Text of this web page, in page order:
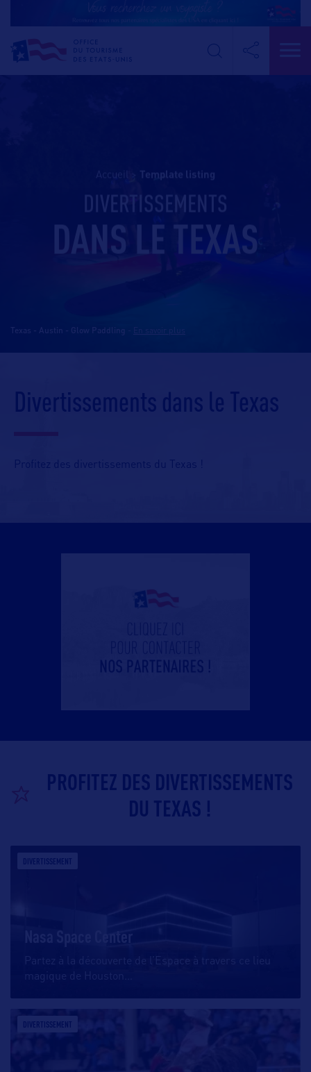
Accueil template listing
DIVERTISSEMENTS
DANS LE TEXAS
Texas - Austin - Glow Paddling
Divertissements dans le Texas
Profitez des divertissements du Texas !
PROFITEZ DES DIVERTISSEMENTS
DU TEXAS !
DIVERTISSEMENT
Partez à la découverte de l’Espace à travers ce lieu
magique de Houston
DIVERTISSEMENT